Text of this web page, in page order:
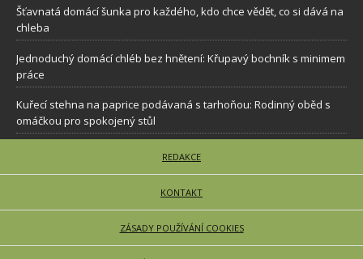
Šťavnatá domácí šunka pro každého, kdo chce vědět, co si dává na
chleba
Jednoduchý domácí chléb bez hnětení: Křupavý bochník s minimem
práce
Kuřecí stehna na paprice podávaná s tarhoňou: Rodinný oběd s
omáčkou pro spokojený stůl
REDAKCE
KONTAKT
ZÁSADY POUŽÍVÁNÍ COOKIES